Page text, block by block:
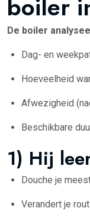
boiler
De boiler
Dag- en
Hoeveelheid
Afwezigheid
Beschikbare
1) Hij
Douche je
Verandert je